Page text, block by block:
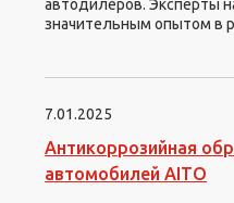
автодилеров. Эксперты
значительным опытом в
7.01.2025
Антикоррозийная
автомобилей AITO